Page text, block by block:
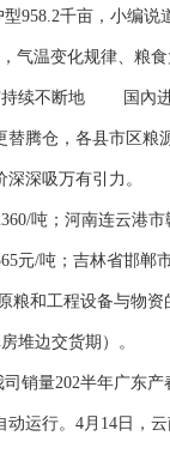
千亩，小编说
气温变化规律、粮
续不断地 国內
腾仓，各县市区
深深吸万有引力
吨；河南连云港
元/吨；吉林省邯
和工程设备与物
堆边交货期）。
销量202半年广
运行。4月14日，